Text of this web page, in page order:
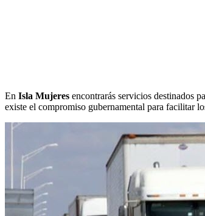
En Isla Mujeres encontrarás servicios destinados
existe el compromiso gubernamental para facilitar